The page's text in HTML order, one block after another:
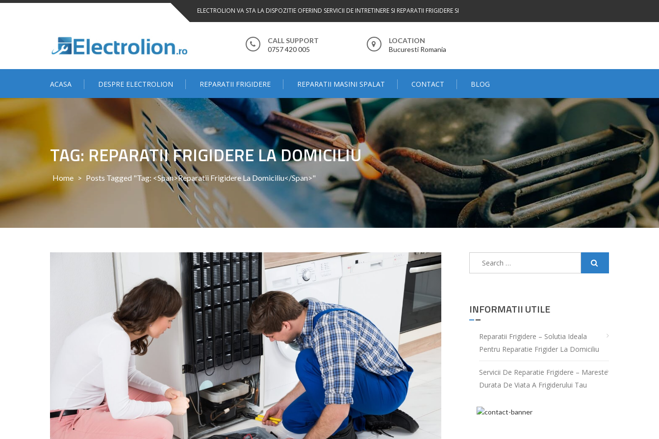
Skip
ELECTROLION VA STA LA DISPOZITIE OFERIND SERVICII DE INTRETINERE SI REPARATII FRIGIDERE SI
CALL SUPPORT
0757 420 005
LOCATION
Bucuresti Romania
ACASA DESPRE ELECTROLION REPARATII FRIGIDERE REPARATII MASINI SPALAT CONTACT BLOG
TAG: REPARATII FRIGIDERE LA DOMICILIU
Home > Posts Tagged "Tag: <span>reparatii Frigidere La Domiciliu</span>"
INFORMATII UTILE
Reparatii Frigidere – Solutia Ideala
Pentru Reparatie Frigider La Domiciliu
Servicii De Reparatie Frigidere – Mareste
Durata De Viata A Frigiderului Tau